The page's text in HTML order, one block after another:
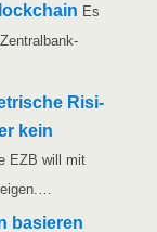
Es
Risi­
kein
EZB will mit
basie­ren